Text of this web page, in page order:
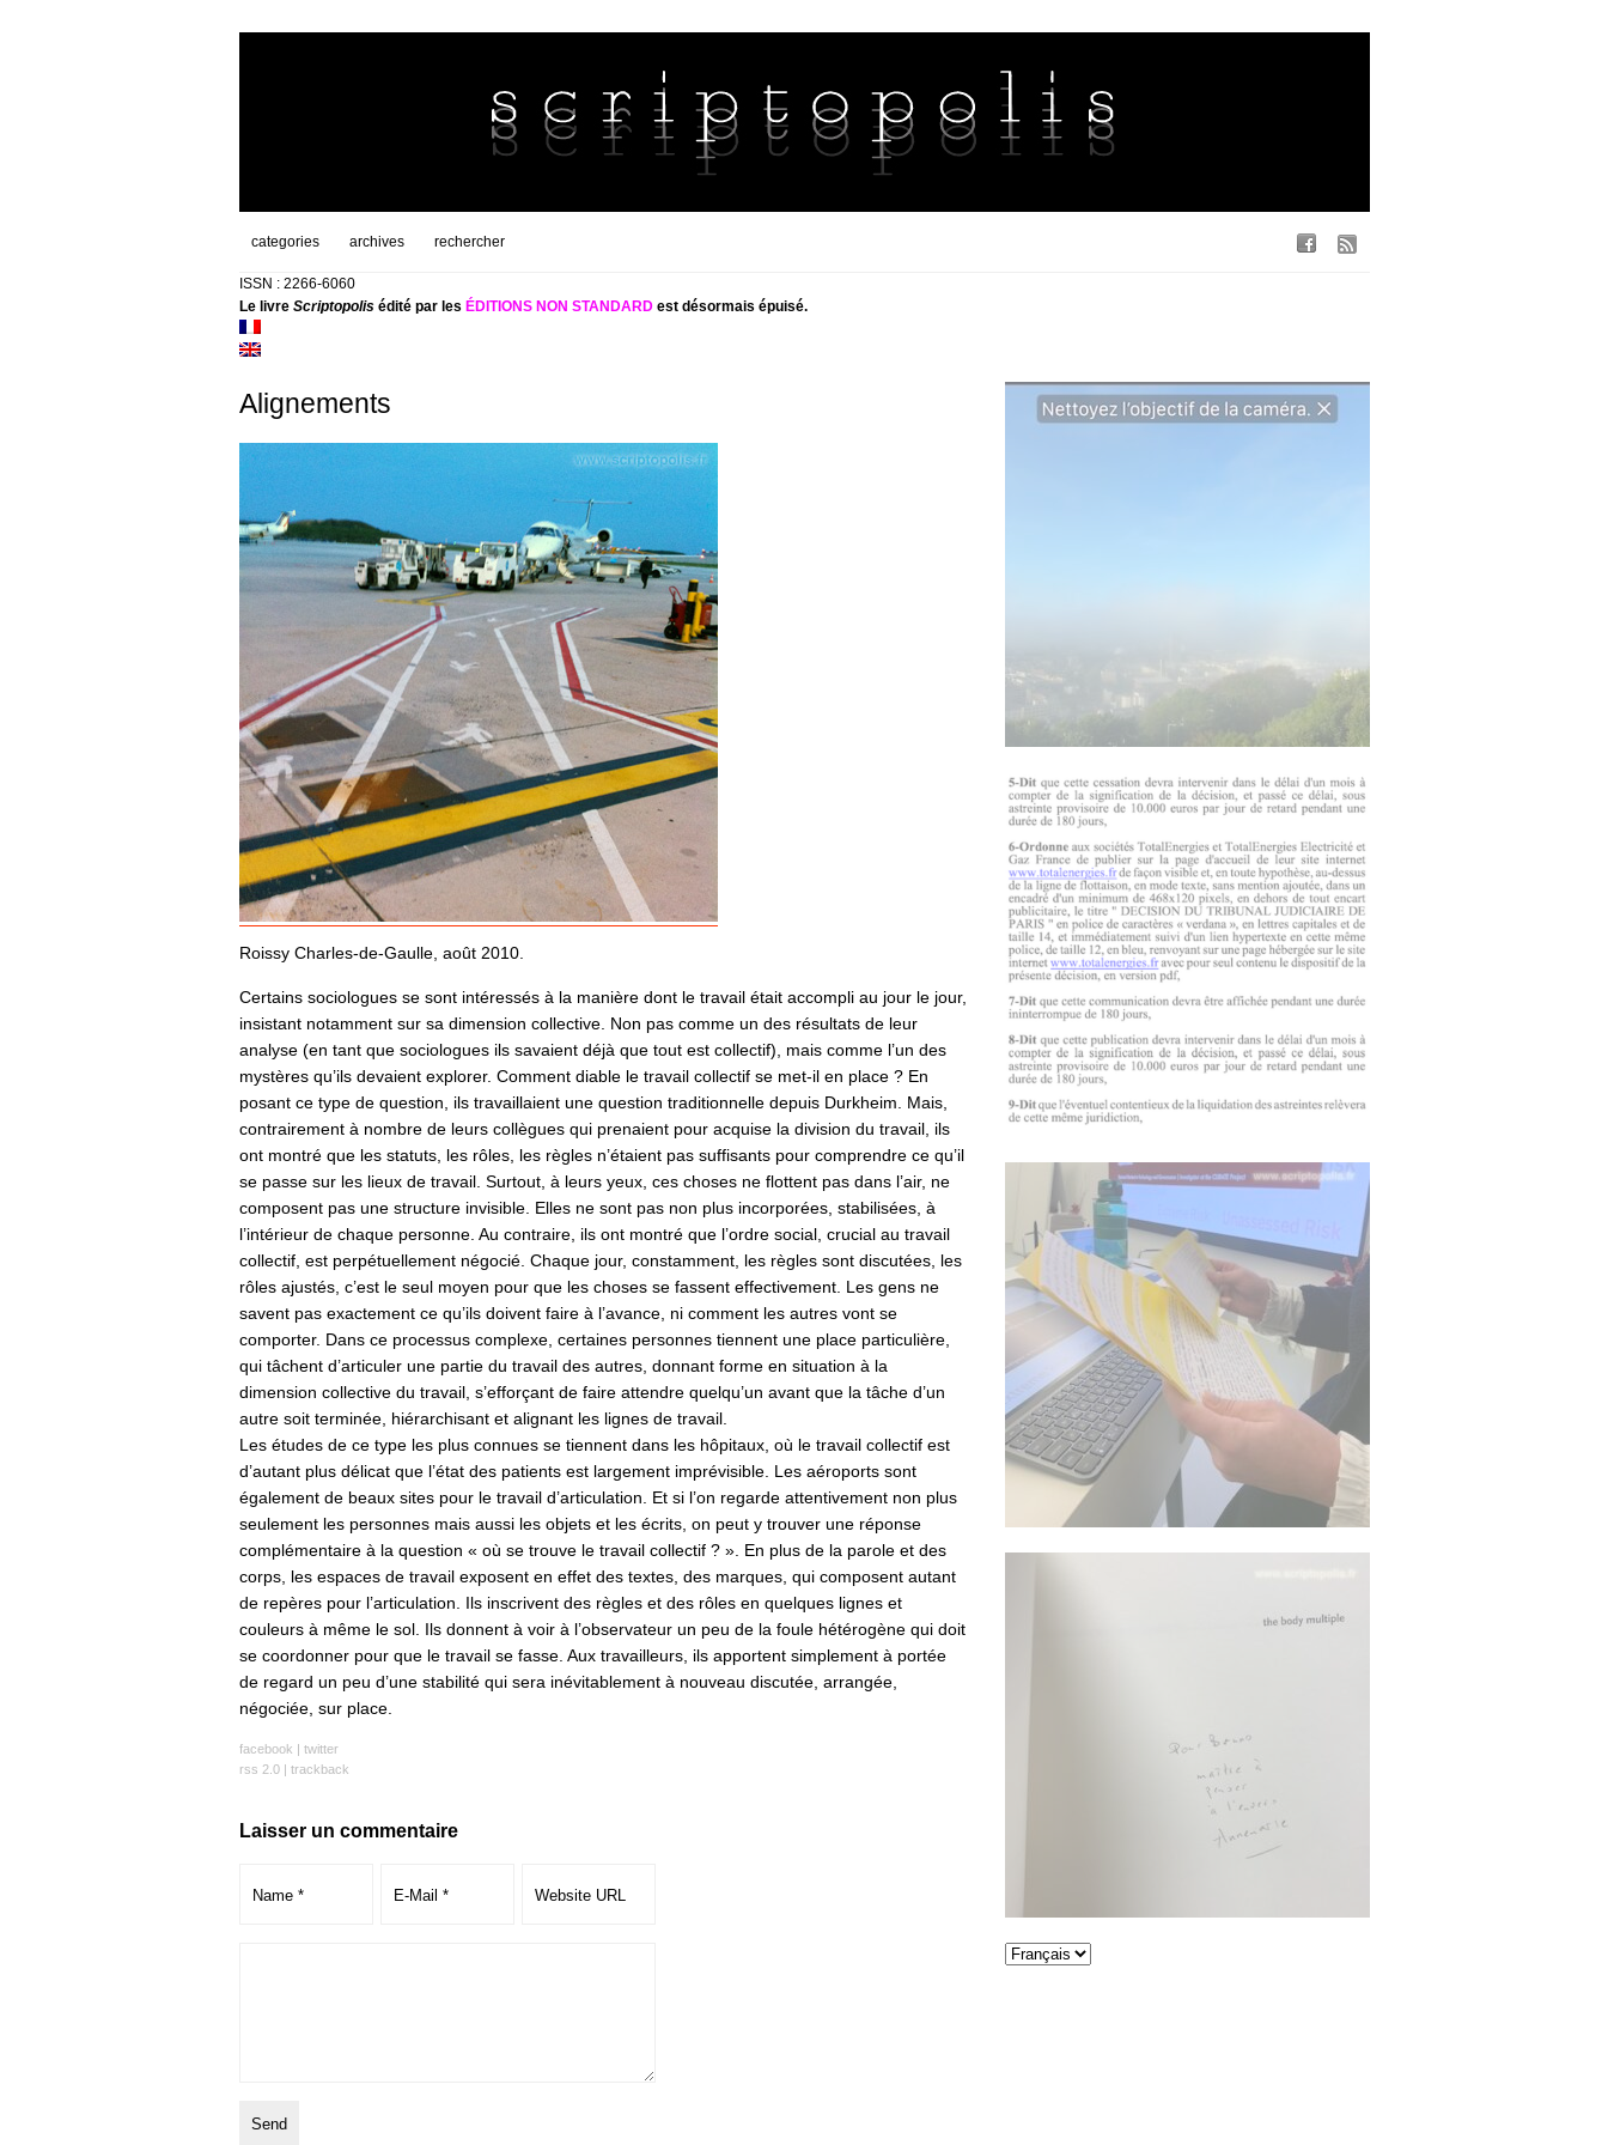
categories archives rechercher
ISSN : 2266-6060
Le livre Scriptopolisédité par les ÉDITIONS NON STANDARDest désormais épuisé.
Alignements
Roissy Charles-de-Gaulle, août 2010.
Certains sociologues se sont intéressés à la manière dont le travail était accompli au jour le jour,
insistant notamment sur sa dimension collective. Non pas comme un des résultats de leur
analyse (en tant que sociologues ils savaient déjà que tout est collectif), mais comme l’un des
mystères qu’ils devaient explorer. Comment diable le travail collectif se met-il en place ? En
posant ce type de question, ils travaillaient une question traditionnelle depuis Durkheim. Mais,
contrairement à nombre de leurs collègues qui prenaient pour acquise la division du travail, ils
ont montré que les statuts, les rôles, les règles n’étaient pas suffisants pour comprendre ce qu’il
se passe sur les lieux de travail. Surtout, à leurs yeux, ces choses ne flottent pas dans l’air, ne
composent pas une structure invisible. Elles ne sont pas non plus incorporées, stabilisées, à
l’intérieur de chaque personne. Au contraire, ils ont montré que l’ordre social, crucial au travail
collectif, est perpétuellement négocié. Chaque jour, constamment, les règles sont discutées, les
rôles ajustés, c’est le seul moyen pour que les choses se fassent effectivement. Les gens ne
savent pas exactement ce qu’ils doivent faire à l’avance, ni comment les autres vont se
comporter. Dans ce processus complexe, certaines personnes tiennent une place particulière,
qui tâchent d’articuler une partie du travail des autres, donnant forme en situation à la
dimension collective du travail, s’efforçant de faire attendre quelqu’un avant que la tâche d’un
autre soit terminée, hiérarchisant et alignant les lignes de travail.
Les études de ce type les plus connues se tiennent dans les hôpitaux, où le travail collectif est
d’autant plus délicat que l’état des patients est largement imprévisible. Les aéroports sont
également de beaux sites pour le travail d’articulation. Et si l’on regarde attentivement non plus
seulement les personnes mais aussi les objets et les écrits, on peut y trouver une réponse
complémentaire à la question « où se trouve le travail collectif ? ». En plus de la parole et des
corps, les espaces de travail exposent en effet des textes, des marques, qui composent autant
de repères pour l’articulation. Ils inscrivent des règles et des rôles en quelques lignes et
couleurs à même le sol. Ils donnent à voir à l’observateur un peu de la foule hétérogène qui doit
se coordonner pour que le travail se fasse. Aux travailleurs, ils apportent simplement à portée
de regard un peu d’une stabilité qui sera inévitablement à nouveau discutée, arrangée,
négociée, sur place.
facebook | twitter
rss 2.0| trackback
Laisser un commentaire